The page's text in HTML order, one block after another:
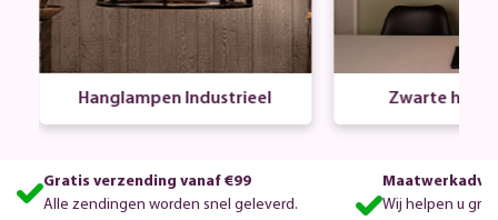
Hanglampen Industrieel Zwarte
Gratis verzending vanaf €99
Alle zendingen worden snel geleverd.
Wij helpen u